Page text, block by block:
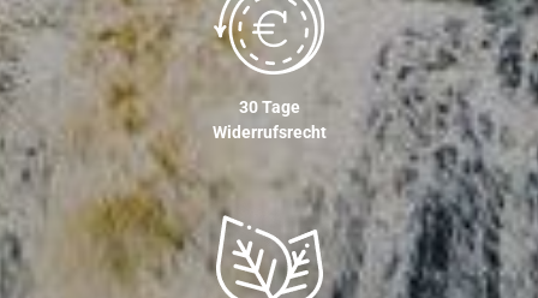
30 Tage
Widerrufsrecht